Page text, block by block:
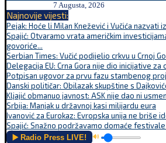
7 Augusta, 2026
Najnovije vijesti:
Pejak: Hoće li Milan Knežević i Vučića nazvati
Spajić: Otvaramo vrata američkim
govoriće...
Serbian Times: Vučić podijelio crkvu u Crnoj
Delegacija EU: Crna Gora nije dio inicijative za
Potpisan ugovor za prvu fazu stambenog
Danski političar: Obilazak skupštine s
Kljajić obmanuo javnost: ASK nije dao ni
Srbija: Manjak u državnoj kasi milijardu eura
Ivanović za Eurokaz: Evropska unija ne briše
Spajić: Snažno podržavamo domaće
▶️ Radio Press LIVE! 🔊